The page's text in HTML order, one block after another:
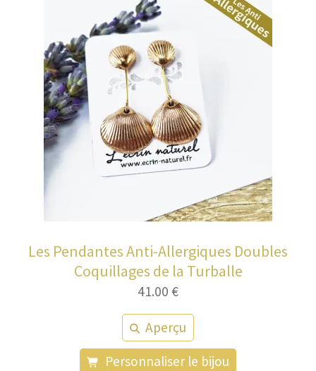
Les Pendantes Anti-Allergiques Doubles
Coquillages de la Turballe
41.00 €
Aperçu
Personnaliser le bijou